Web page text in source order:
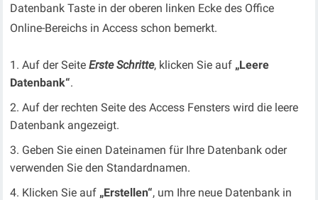
Datenbank Taste in der oberen linken Ecke des Office
Online-Bereichs in Access schon bemerkt.
Auf der SeiteErste Schritte, klicken Sie auf „Leere
Datenbank“.
Auf der rechten Seite des Access Fensters wird die leere
Datenbank angezeigt.
Geben Sie einen Dateinamen für Ihre Datenbank oder
verwenden Sie den Standardnamen.
Klicken Sie auf „Erstellen“, um Ihre neue Datenbank in